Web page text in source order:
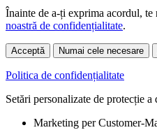
Înainte de a-ți exprima acordul, te
noastră de confidențialitate.
Acceptă Numai cele necesare
Politica de confidențialitate
Setări personalizate de protecție a
Marketing per Customer-